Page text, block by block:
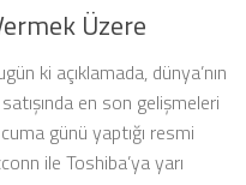
Üzere
ki açıklamada, dünya’nın
en son gelişmeleri
günü yaptığı resmi
ile Toshiba’ya yarı